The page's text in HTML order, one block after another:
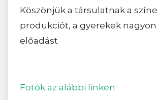
Köszönjük a társulatnak a
produkciót, a gyerekek
előadást
Fotók az alábbi linken